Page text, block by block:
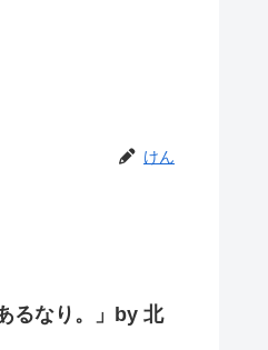
けん
るなり。」by 北